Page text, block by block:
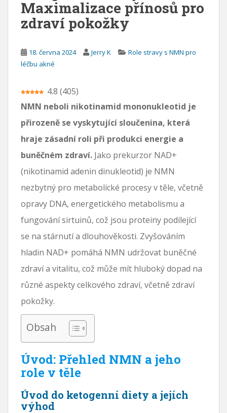
Maximalizace přínosů pro
zdraví pokožky
18. června 2024 Jerry K
Role stravy s NMN pro
léčbu akné
4.8 (405)
NMN neboli nikotinamid mononukleotid je
přirozeně se vyskytující sloučenina, která
hraje zásadní roli při produkci energie a
buněčném zdraví. Jako prekurzor NAD+
(nikotinamid adenin dinukleotid) je NMN
nezbytný pro metabolické procesy v těle, včetně
opravy DNA, energetického metabolismu a
fungování sirtuinů, což jsou proteiny podílející
se na stárnutí a dlouhověkosti. Zvyšováním
hladin NAD+ pomáhá NMN udržovat buněčné
zdraví a vitalitu, což může mít hluboký dopad na
různé aspekty celkového zdraví, včetně zdraví
pokožky.
Obsah
Úvod: Přehled NMN a jeho
role v těle
Úvod do ketogenní diety a jejích
výhod